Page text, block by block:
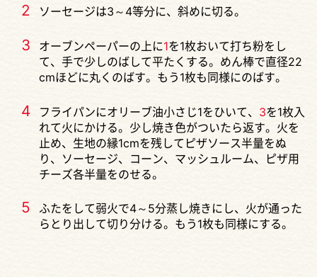
2 ソーセージは3～4等分に、斜めに切る。
3 オーブンペーパーの上に1を1枚おいて打ち粉をし
て、手で少しのばして平たくする。めん棒で直径22
cmほどに丸くのばす。もう1枚も同様にのばす。
4 フライパンにオリーブ油小さじ1をひいて、 3を1枚入
れて火にかける。少し焼き色がついたら返す。火を
止め、生地の縁1cmを残してピザソース半量をぬ
り、ソーセージ、コーン、マッシュルーム、ピザ用
チーズ各半量をのせる。
5
ふたをして弱火で4～5分蒸し焼きにし、火が通った
らとり出して切り分ける。もう1枚も同様にする。